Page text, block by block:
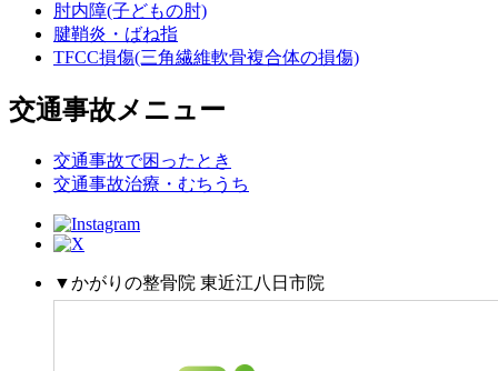
肘内障(子どもの肘)
腱鞘炎・ばね指
TFCC損傷(三角繊維軟骨複合体の損傷)
交通事故メニュー
交通事故で困ったとき
交通事故治療・むちうち
▼かがりの整骨院 東近江八日市院